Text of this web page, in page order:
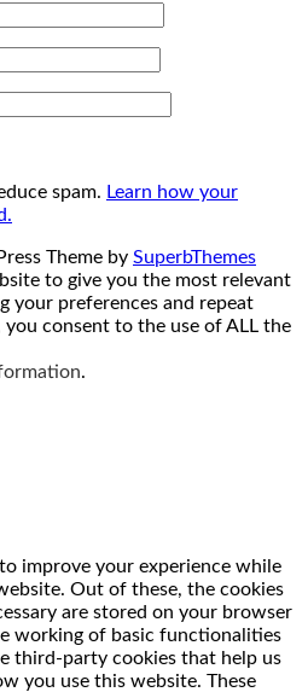
spam. Learn how your
Theme by SuperbThemes
to give you the most relevant
your preferences and repeat
you consent to the use of ALL the
.
improve your experience while
Out of these, the cookies
are stored on your browser
working of basic functionalities
third-party cookies that help us
you use this website. These